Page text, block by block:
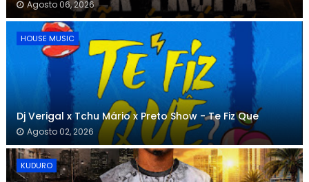
Agosto 06, 2026
HOUSE MUSIC
Dj Verigal x Tchu Mário x Preto Show - Te Fiz Que
Agosto 02, 2026
KUDURO